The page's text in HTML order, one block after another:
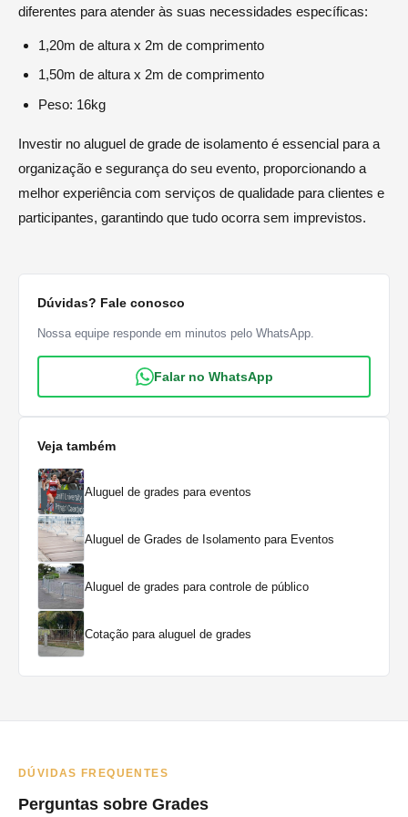
diferentes para atender às suas necessidades específicas:
1,20m de altura x 2m de comprimento
1,50m de altura x 2m de comprimento
Peso: 16kg
Investir no aluguel de grade de isolamento é essencial para a
organização e segurança do seu evento, proporcionando a
melhor experiência com serviços de qualidade para clientes e
participantes, garantindo que tudo ocorra sem imprevistos.
Dúvidas? Fale conosco
Nossa equipe responde em minutos pelo WhatsApp.
Falar no WhatsApp
Veja também
Aluguel de grades para eventos
Aluguel de Grades de Isolamento para Eventos
Aluguel de grades para controle de público
Cotação para aluguel de grades
DÚVIDAS FREQUENTES
Perguntas sobre Grades